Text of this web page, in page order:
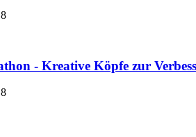
- Kreative Köpfe zur